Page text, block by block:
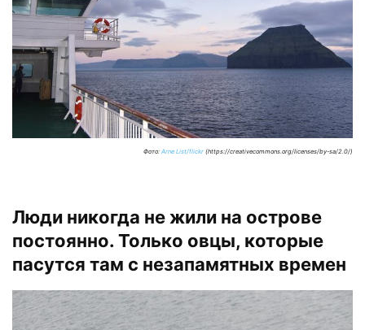
Фото: Arne List/flickr (https://creativecommons.org/licenses/by-sa/2.0/)
Люди никогда не жили на острове
постоянно. Только овцы, которые
пасутся там с незапамятных времен